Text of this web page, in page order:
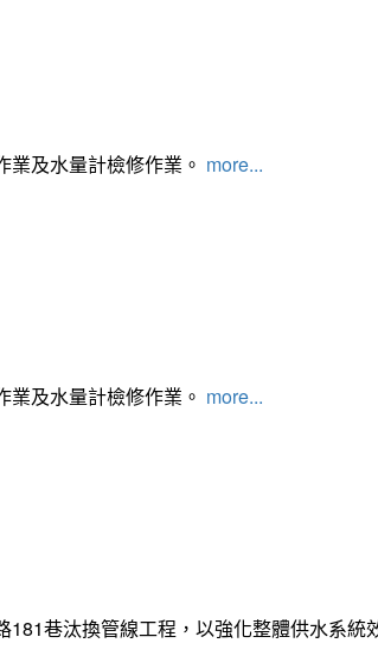
及水量計檢修作業。 more...
及水量計檢修作業。 more...
巷汰換管線工程，以強化整體供水系統